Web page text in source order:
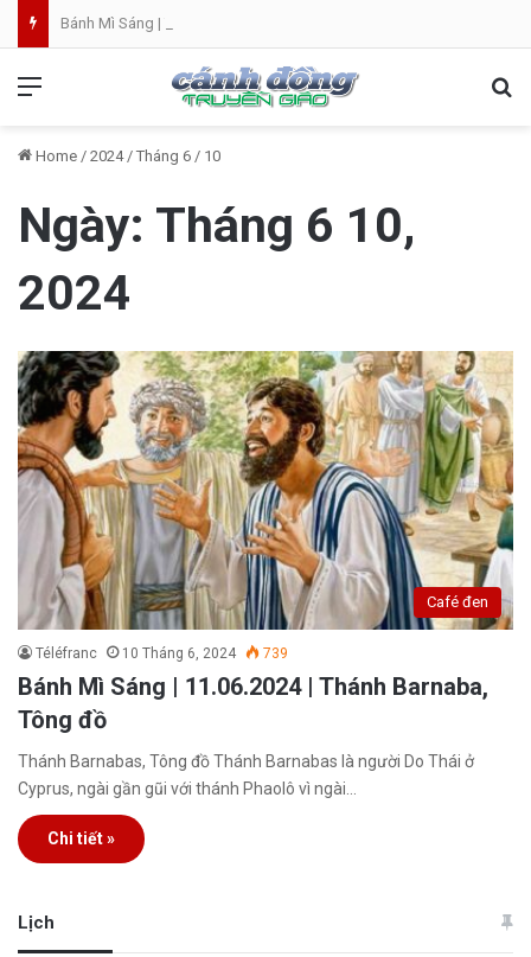
Home / 2024 / Tháng 6 / 10
Ngày: Tháng 6 10,
2024
Café đen
Téléfranc 10 Tháng 6, 2024 739
Bánh Mì Sáng | 11.06.2024 | Thánh Barnaba,
Tông đồ
Thánh Barnabas, Tông đồ Thánh Barnabas là người Do Thái ở
Cyprus, ngài gần gũi với thánh Phaolô vì ngài…
Chi tiết »
Lịch